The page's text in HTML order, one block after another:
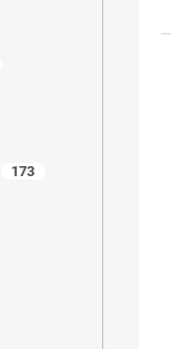
173